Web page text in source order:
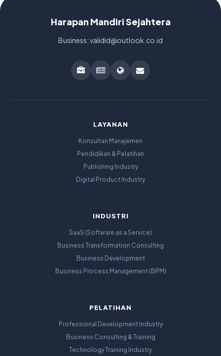
Harapan Mandiri Sejahtera
Business: validid@outlook.co.id
LAYANAN
Konsultan Manajemen
Pendidikan & Pelatihan
Publishing Industry
Digital Product Industry
INDUSTRI
SaaS (Software as a Service)
Business Transformation Consulting
Business Development
Business Process Management (BPM)
PELATIHAN
Professional Development Industry
Business Consulting & Training
Technology Training Industry